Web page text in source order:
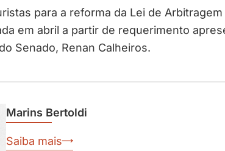
para a reforma da Lei de Arbitragem
em abril a partir de requerimento
Senado, Renan Calheiros.
Marins Bertoldi
Saiba mais